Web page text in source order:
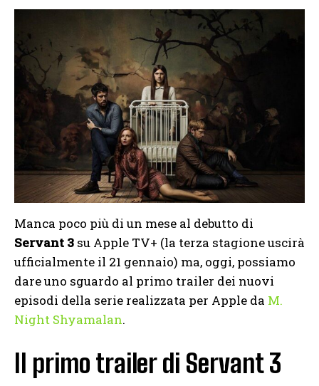
Manca poco più di un mese al debutto di
Servant 3 su Apple TV+ (la terza stagione uscirà
ufficialmente il 21 gennaio) ma, oggi, possiamo
dare uno sguardo al primo trailer dei nuovi
episodi della serie realizzata per Apple da M.
Night Shyamalan.
Il primo trailer di Servant 3